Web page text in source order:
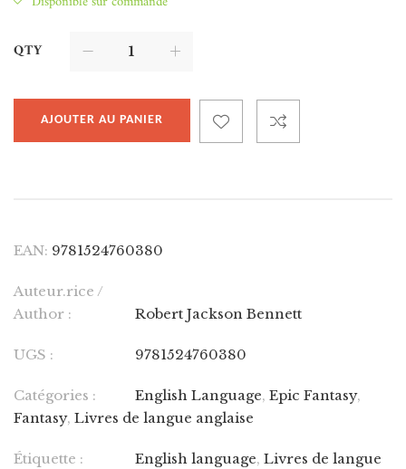
QTY
AJOUTER AU PANIER
EAN: 9781524760380
Auteur.rice /
Author :
Robert Jackson Bennett
UGS : 9781524760380
Catégories : English Language, Epic Fantasy,
Fantasy, Livres de langue anglaise
Étiquette : English language, Livres de langue